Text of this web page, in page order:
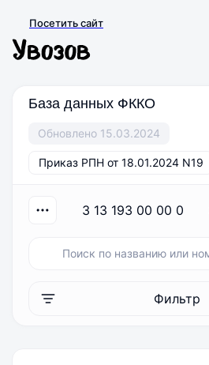
Посетить сайт
База данных ФККО
Обновлено 15.03.2024
Приказ РПН от 18.01.2024 N19
3 13 193 00 00 0
Фильтр